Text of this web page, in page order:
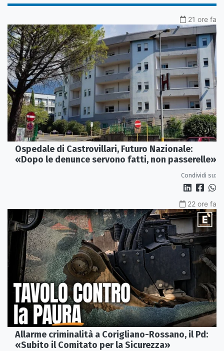
21 ore fa
Ospedale di Castrovillari, Futuro Nazionale:
«Dopo le denunce servono fatti, non passerelle»
Condividi su:
22 ore fa
Allarme criminalità a Corigliano-Rossano, il Pd:
«Subito il Comitato per la Sicurezza»